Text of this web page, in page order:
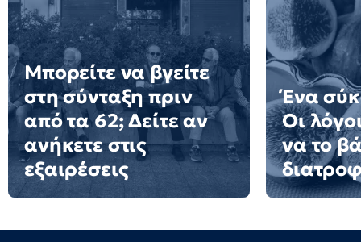
Μπορείτε να βγείτε
στη σύνταξη πριν
από τα 62; Δείτε αν
ανήκετε στις
εξαιρέσεις
Ένα
Οι
να το